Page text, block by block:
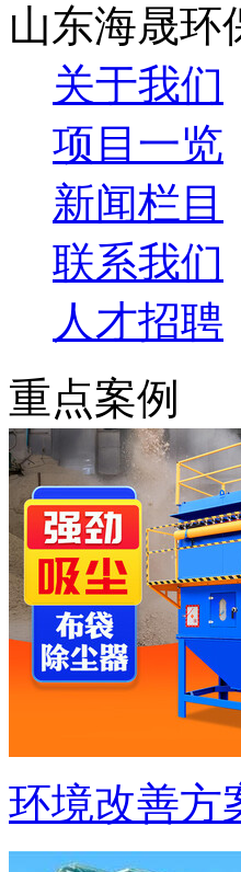
山东海晟环
关于我们
项目一览
新闻栏目
联系我们
人才招聘
重点案例
环境改善方